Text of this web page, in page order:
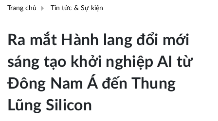
Trang chủ Tin tức & Sự kiện
Ra mắt Hành lang đổi mới
sáng tạo khởi nghiệp AI từ
Đông Nam Á đến Thung
Lũng Silicon